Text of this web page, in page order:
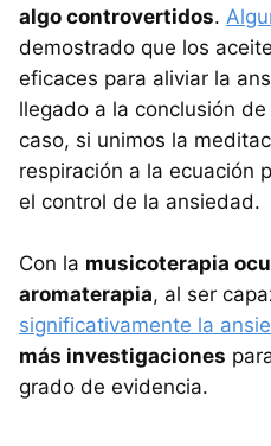
algo controvertidos.
demostrado que los
eficaces para aliviar la
llegado a la conclusión
caso, si unimos la
respiración a la ecuación
el control de la ansiedad.
Con la musicoterapia
aromaterapia, al ser
significativamente la
más investigaciones
grado de evidencia.